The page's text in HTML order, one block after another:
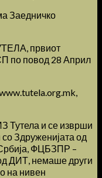
Заедничко
првиот
по повод 28 Април
Тутела и се изврши
Здруженијата од
ФЦБЗПР –
ДИТ, немаше други
на нивен